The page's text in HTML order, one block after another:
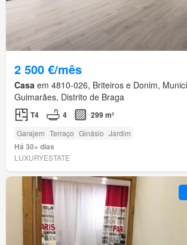
2 500 €/mês
Casa em 4810-026, Briteiros e Donim,
Guimarães, Distrito de Braga
T4 4 299 m²
Garajem Terraço Ginásio Jardim
Há 30+ dias
LUXURYESTATE